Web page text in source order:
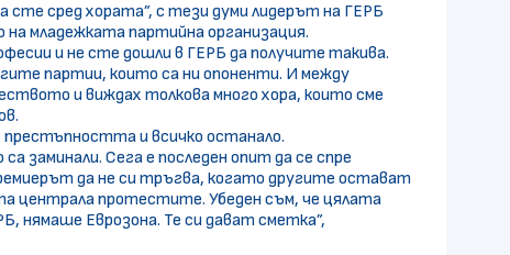
сред хората”, с тези думи лидерът на ГЕРБ
младежката партийна организация.
и не сте дошли в ГЕРБ да получите такива.
партии, които са ни опоненти. И между
и виждах толкова много хора, които сме
и всичко останало.
заминали. Сега е последен опит да се спре
да не си тръгва, когато другите остават
централа протестите. Убеден съм, че цялата
нямаше Еврозона. Те си дават сметка”,